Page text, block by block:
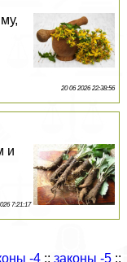
20 06 2026 22:38:56
и
7:21:17
-4 :: законы -5 ::